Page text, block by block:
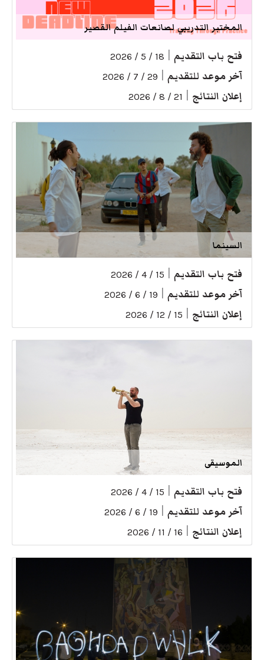
المختبر التدريبي لصانعات الفيلم القصير
فتح باب التقديم 18 / 5 / 2026
آخر موعد للتقديم 29 / 7 / 2026
إعلان النتائج 21 / 8 / 2026
السينما
فتح باب التقديم 15 / 4 / 2026
آخر موعد للتقديم 19 / 6 / 2026
إعلان النتائج 15 / 12 / 2026
الموسيقى
فتح باب التقديم 15 / 4 / 2026
آخر موعد للتقديم 19 / 6 / 2026
إعلان النتائج 16 / 11 / 2026